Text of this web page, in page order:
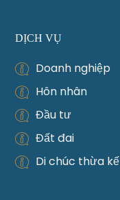
DỊCH VỤ
Doanh nghiệp
Hôn nhân
Đầu tư
Đất đai
Di chúc thừa kế